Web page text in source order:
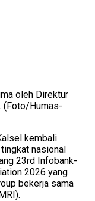
oleh Direktur
(Foto/Humas-
kembali
nasional
23rd Infobank-
2026 yang
bekerja sama